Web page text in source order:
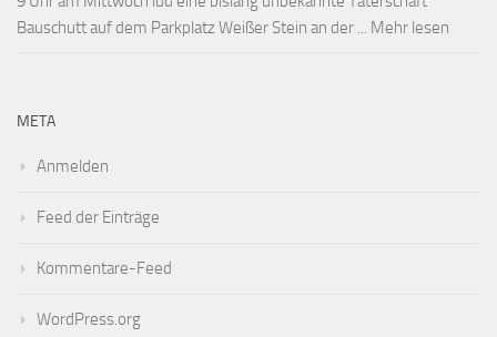
Bauschutt auf dem Parkplatz Weißer Stein an der ... Mehr lesen
META
Anmelden
Feed der Einträge
Kommentare-Feed
WordPress.org